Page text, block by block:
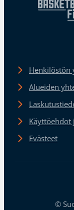
Henkilöstön
Alueiden
Käyttöehdot
Evästeet
©